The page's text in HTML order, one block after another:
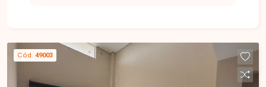
acompanhar em cada etapa do processo. Fale
conosco pelo telefone ou WhatsApp: (34) 3230-
9900, ou, se preferir, venha até nossa unidade e
Cód. 49003